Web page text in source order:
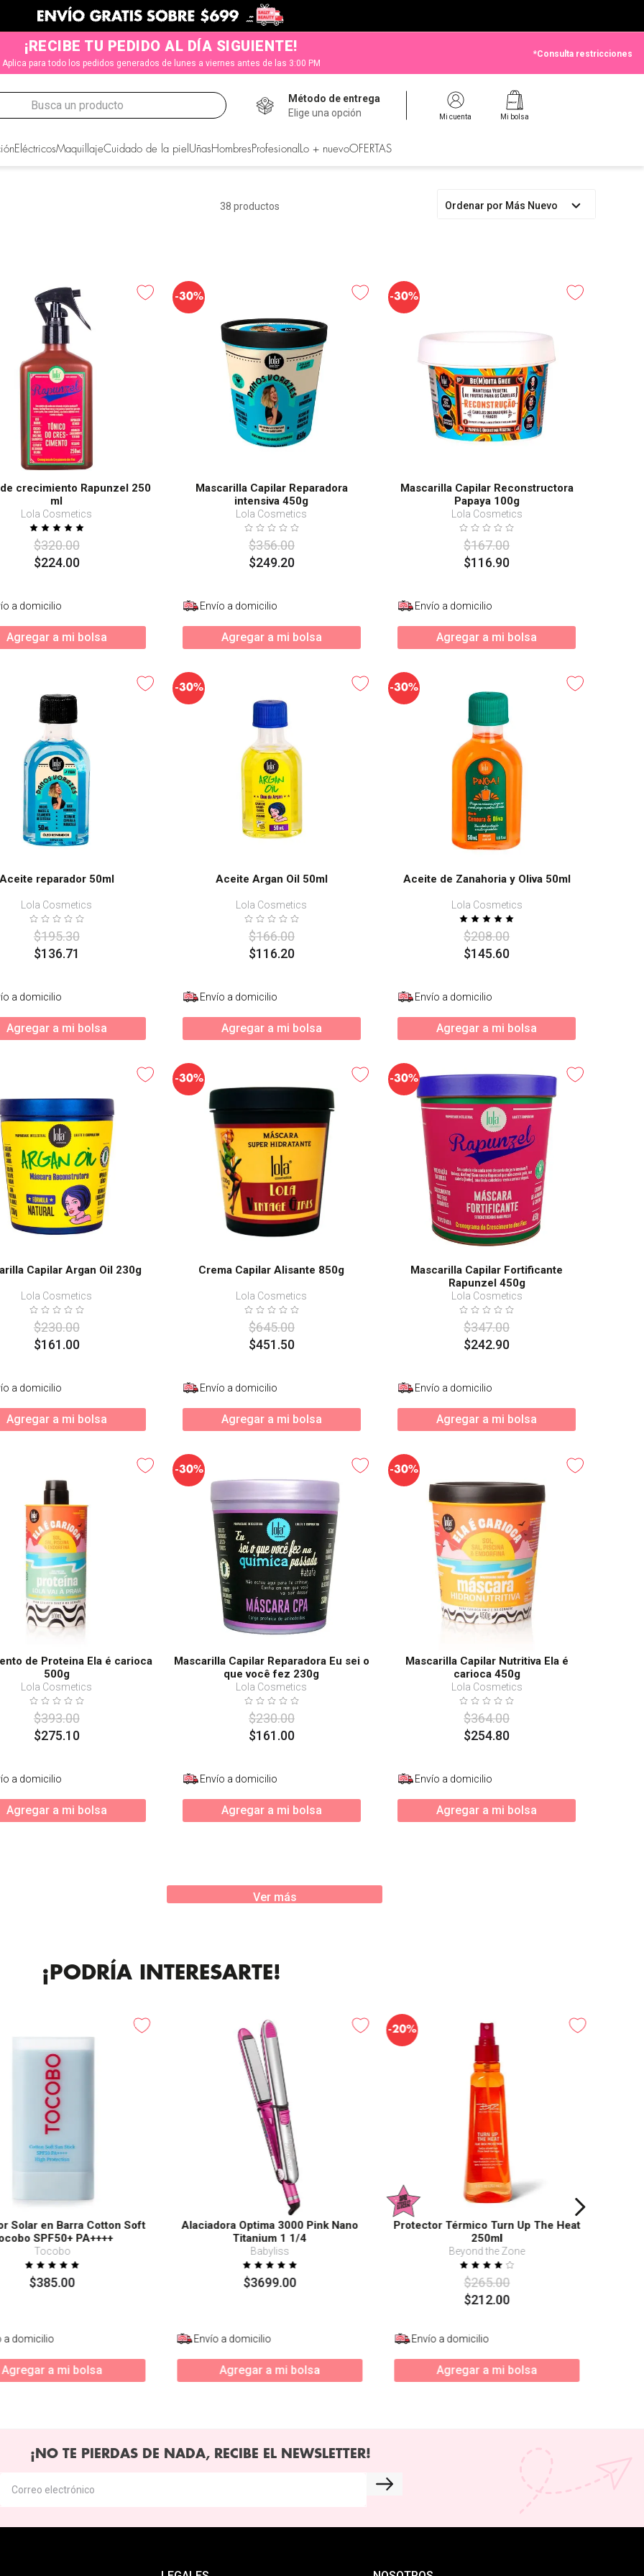
¡RECIBE TU PEDIDO AL DÍA SIGUIENTE!
Aplica para todo los pedidos generados de lunes a viernes antes de las 3:00 PM
*Consulta restricciones
Busca un producto
Método de entrega
Elige una opción
Mi cuenta Mi bolsa
EléctricosMaquillajeCuidado de la piel Uñas Hombres Profesional Lo + nuevoOFERTAS
38 productos Ordenar por Más Nuevo
crecimiento Rapunzel 250
ml
Lola Cosmetics
$320.00
$224.00
a domicilio
Agregar a mi bolsa
-30%
Mascarilla Capilar Reparadora
intensiva 450g
Lola Cosmetics
$356.00
$249.20
Envío a domicilio
Agregar a mi bolsa
-30%
Mascarilla Capilar Reconstructora
Papaya 100g
Lola Cosmetics
$167.00
$116.90
Envío a domicilio
Agregar a mi bolsa
Aceite reparador 50ml
Lola Cosmetics
$195.30
$136.71
a domicilio
Agregar a mi bolsa
-30%
Aceite Argan Oil 50ml
Lola Cosmetics
$166.00
$116.20
Envío a domicilio
Agregar a mi bolsa
-30%
Aceite de Zanahoria y Oliva 50ml
Lola Cosmetics
$208.00
$145.60
Envío a domicilio
Agregar a mi bolsa
Capilar Argan Oil 230g
Lola Cosmetics
$230.00
$161.00
a domicilio
Agregar a mi bolsa
-30%
Crema Capilar Alisante 850g
Lola Cosmetics
$645.00
$451.50
Envío a domicilio
Agregar a mi bolsa
-30%
Mascarilla Capilar Fortificante
Rapunzel 450g
Lola Cosmetics
$347.00
$242.90
Envío a domicilio
Agregar a mi bolsa
de Proteina Ela é carioca
500g
Lola Cosmetics
$393.00
$275.10
a domicilio
Agregar a mi bolsa
-30%
Mascarilla Capilar Reparadora Eu sei o
que você fez 230g
Lola Cosmetics
$230.00
$161.00
Envío a domicilio
Agregar a mi bolsa
-30%
Mascarilla Capilar Nutritiva Ela é
carioca 450g
Lola Cosmetics
$364.00
$254.80
Envío a domicilio
Agregar a mi bolsa
Ver más
¡PODRÍA INTERESARTE!
Solar en Barra Cotton Soft
SPF50+ PA++++
Tocobo
$385.00
a domicilio
Agregar a mi bolsa
Alaciadora Optima 3000 Pink Nano
Titanium 1 1/4
Babyliss
$3699.00
Envío a domicilio
Agregar a mi bolsa
-20%
Protector Térmico Turn Up The Heat
250ml
Beyond the Zone
$265.00
$212.00
Envío a domicilio
Agregar a mi bolsa
¡NO TE PIERDAS DE NADA, RECIBE EL NEWSLETTER!